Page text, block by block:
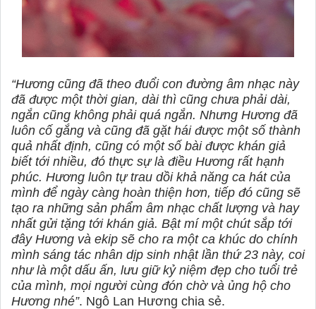
“Hương cũng đã theo đuổi con đường âm nhạc này
đã được một thời gian, dài thì cũng chưa phải dài,
ngắn cũng không phải quá ngắn. Nhưng Hương đã
luôn cố gắng và cũng đã gặt hái được một số thành
quả nhất định, cũng có một số bài được khán giả
biết tới nhiều, đó thực sự là điều Hương rất hạnh
phúc. Hương luôn tự trau dồi khả năng ca hát của
mình để ngày càng hoàn thiện hơn, tiếp đó cũng sẽ
tạo ra những sản phẩm âm nhạc chất lượng và hay
nhất gửi tặng tới khán giả. Bật mí một chút sắp tới
đây Hương và ekip sẽ cho ra một ca khúc do chính
mình sáng tác nhân dịp sinh nhật lần thứ 23 này, coi
như là một dấu ấn, lưu giữ kỷ niệm đẹp cho tuổi trẻ
của mình, mọi người cùng đón chờ và ủng hộ cho
Hương nhé”. Ngô Lan Hương chia sẻ.